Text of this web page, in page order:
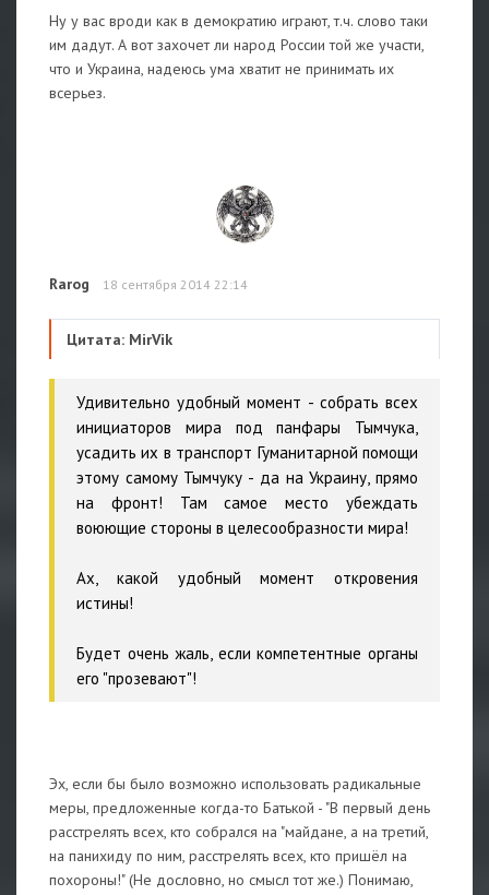
Ну у вас вроди как в демократию играют, т.ч. слово таки
им дадут. А вот захочет ли народ России той же участи,
что и Украина, надеюсь ума хватит не принимать их
всерьез.
Rarog 18 сентября 2014 22:14
Цитата: MirVik
Удивительно удобный момент - собрать всех
инициаторов мира под панфары Тымчука,
усадить их в транспорт Гуманитарной помощи
этому самому Тымчуку - да на Украину, прямо
на фронт! Там самое место убеждать
воюющие стороны в целесообразности мира!
Ах, какой удобный момент откровения
истины!
Будет очень жаль, если компетентные органы
его "прозевают"!
Эх, если бы было возможно использовать радикальные
меры, предложенные когда-то Батькой - "В первый день
расстрелять всех, кто собрался на "майдане, а на третий,
на панихиду по ним, расстрелять всех, кто пришёл на
похороны!" (Не дословно, но смысл тот же.) Понимаю,